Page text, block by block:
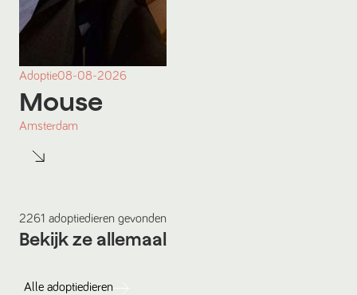
Adoptie08-08-2026
Mouse
Amsterdam
2261 adoptiedieren gevonden
Bekijk ze allemaal
Alle adoptiedieren